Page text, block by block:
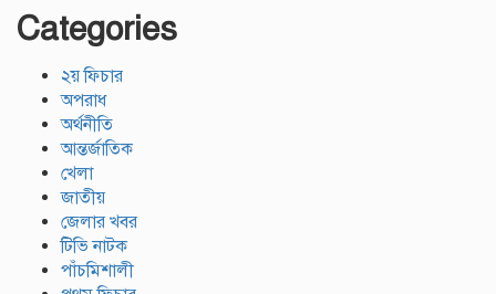
Categories
২য় ফিচার
অপরাধ
অর্থনীতি
আন্তর্জাতিক
খেলা
জাতীয়
জেলার খবর
টিভি নাটক
পাঁচমিশালী